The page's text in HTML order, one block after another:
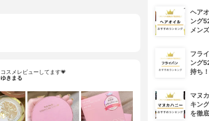
コスメレビューしてます💗
ゆきまる
ヘア
ング
メン
フラ
ング
持ち
マヌ
キン
を徹